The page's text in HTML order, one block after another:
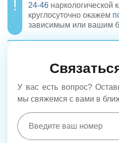
24-46
круглосуточно окажем
зависимым или вашим
У вас есть вопрос?
мы свяжемся с вами в